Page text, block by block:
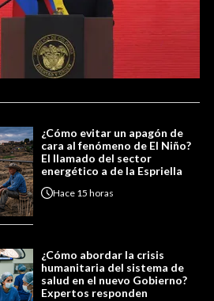
¿Cómo evitar un apagón de
cara al fenómeno de El Niño?
El llamado del sector
energético a de la Espriella
Hace 15 horas
¿Cómo abordar la crisis
humanitaria del sistema de
salud en el nuevo Gobierno?
Expertos responden